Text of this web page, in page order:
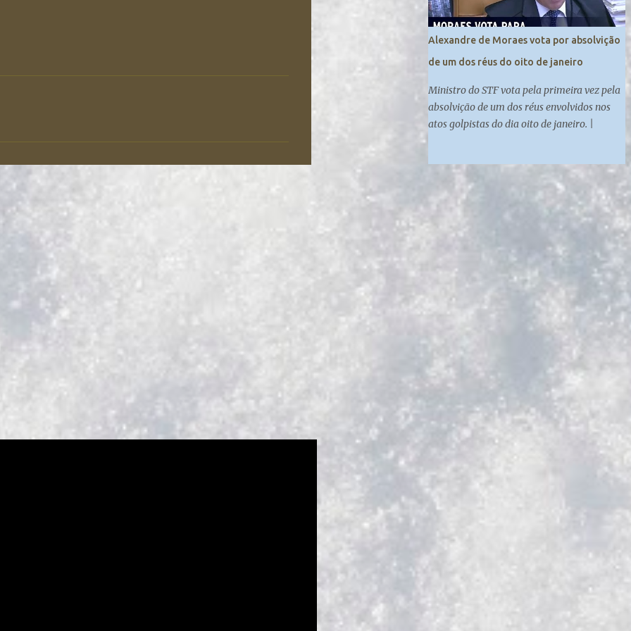
Supremo Tribunal Federal O direito,
diferentemente da matemática, comporta
duas respostas: sim ou não. O STF, como
uma corte política, pondera prós e contras
como essa. Embora existam motivos para
prender Bolsonaro, os ministros consideram
que não há clima para ordenar sua prisão no
causar comoção na sociedade, o que vai
contra a manutenção da ordem pública. Os ...
Alexandre de Moraes vota por absolvição
de um dos réus do oito de janeiro
Ministro do STF vota pela primeira vez pela
absolvição de um dos réus envolvidos nos
atos golpistas do dia oito de janeiro. |